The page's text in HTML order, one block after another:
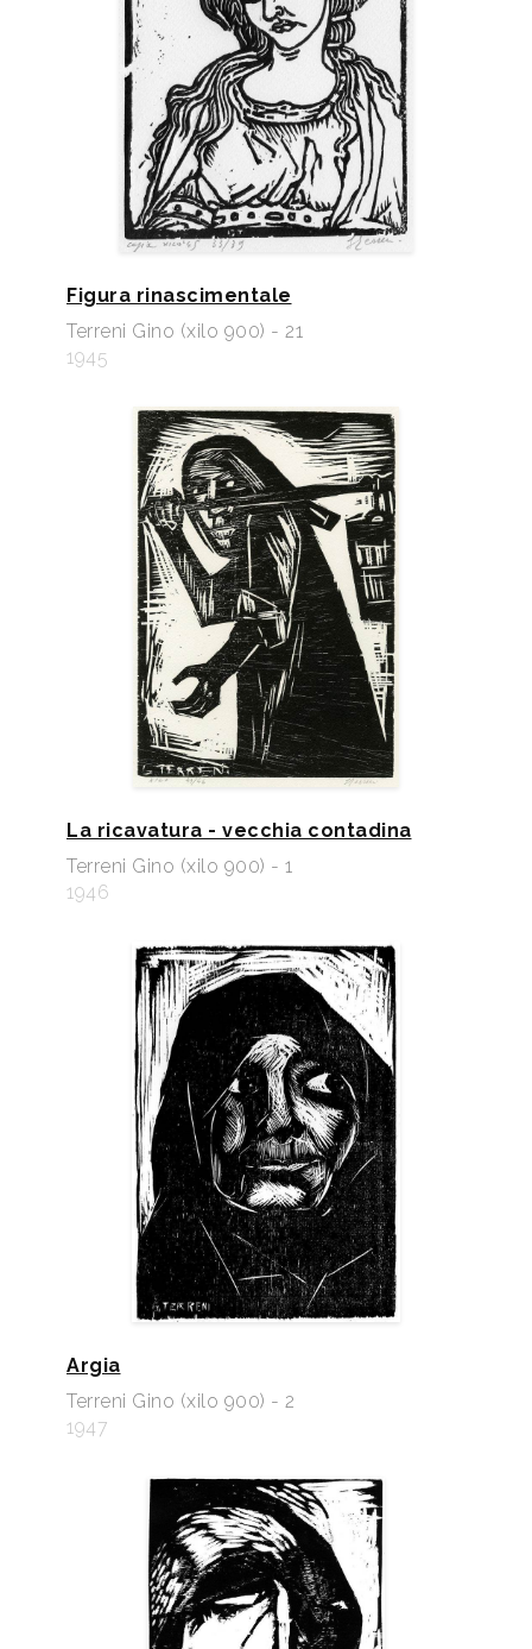
Figura rinascimentale
Terreni Gino (xilo 900) - 21
1945
La ricavatura - vecchia contadina
Terreni Gino (xilo 900) - 1
1946
Argia
Terreni Gino (xilo 900) - 2
1947